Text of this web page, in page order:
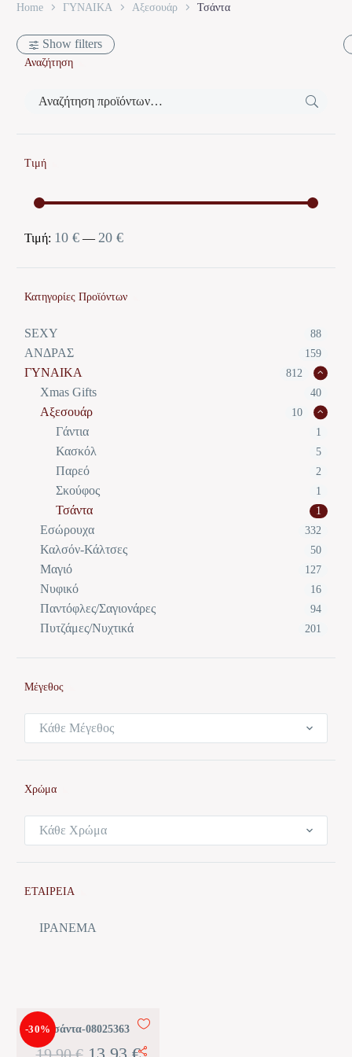
Home ΓΥΝΑΙΚΑ Αξεσουάρ Τσάντα
Show filters
Αναζήτηση
Τιμή
Ελάχιστη
Μέγιστη
Τιμή: 10 € — 20 €
Κατηγορίες Προϊόντων
SEXY 88
ΑΝΔΡΑΣ 159
ΓΥΝΑΙΚΑ 812
Xmas Gifts 40
Αξεσουάρ 10
Γάντια 1
Κασκόλ 5
Παρεό 2
Σκούφος 1
Τσάντα 1
Εσώρουχα 332
Καλσόν-Κάλτσες 50
Μαγιό 127
Νυφικό 16
Παντόφλες/Σαγιονάρες 94
Πυτζάμες/Νυχτικά 201
Μέγεθος
Κάθε Μέγεθος
Χρώμα
Κάθε Χρώμα
ΕΤΑΙΡΕΙΑ
IPANEMA
-30%Τσάντα-08025363
OriginalΗ